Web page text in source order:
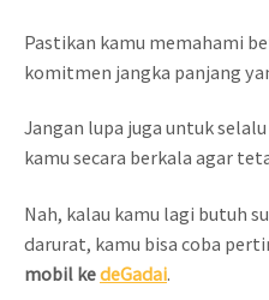
Pastikan kamu memahami
komitmen jangka panjang
Jangan lupa juga untuk
kamu secara berkala agar
Nah, kalau kamu lagi butuh
darurat, kamu bisa coba
mobil kedeGadai.